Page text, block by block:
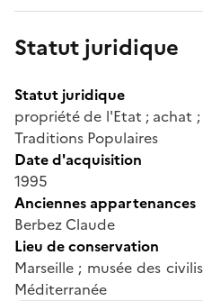
Statut juridique
Statut juridique
propriété de l'Etat ; achat
Traditions Populaires
Date d'acquisition
1995
Anciennes appartenances
Berbez Claude
Lieu de conservation
Marseille ; musée des
Méditerranée